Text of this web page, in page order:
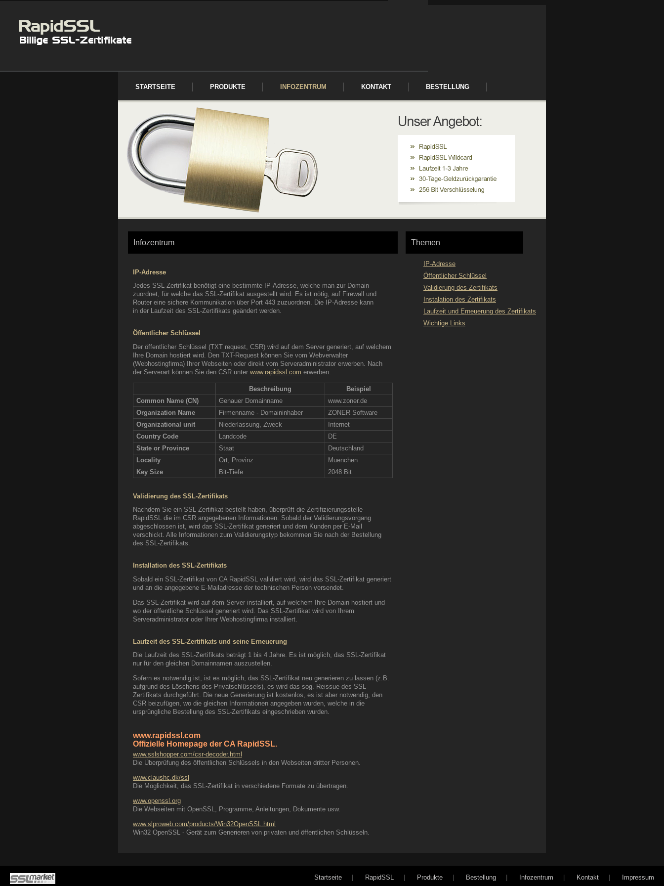
STARTSEITE PRODUKTE INFOZENTRUM KONTAKT BESTELLUNG
Infozentrum
IP-Adresse
Jedes SSL-Zertifikat benötigt eine bestimmte IP-Adresse, welche man zur Domain
zuordnet, für welche das SSL-Zertifikat ausgestellt wird. Es ist nötig, auf Firewall und
Router eine sichere Kommunikation über Port 443 zuzuordnen. Die IP-Adresse kann
in der Laufzeit des SSL-Zertifikats geändert werden.
Öffentlicher Schlüssel
Der öffentlicher Schlüssel (TXT request, CSR) wird auf dem Server generiert, auf welchem
Ihre Domain hostiert wird. Den TXT-Request können Sie vom Webverwalter
(Webhostingfirma) Ihrer Webseiten oder direkt vom Serveradministrator erwerben. Nach
der Serverart können Sie den CSR unter www.rapidssl.com erwerben.
Beschreibung
Beispiel
Common Name (CN)
Genauer Domainname
www.zoner.de
Organization Name
Firmenname - Domaininhaber
ZONER Software
Organizational unit
Niederlassung, Zweck
Internet
Country Code
Landcode
DE
State or Province
Staat
Deutschland
Locality
Ort, Provinz
Muenchen
Key Size
Bit-Tiefe 2048 Bit
Validierung des SSL-Zertifikats
Nachdem Sie ein SSL-Zertifikat bestellt haben, überprüft die Zertifizierungsstelle
RapidSSL die im CSR angegebenen Informationen. Sobald der Validierungsvorgang
abgeschlossen ist, wird das SSL-Zertifikat generiert und dem Kunden per E-Mail
verschickt. Alle Informationen zum Validierungstyp bekommen Sie nach der Bestellung
des SSL-Zertifikats.
Installation des SSL-Zertifikats
Sobald ein SSL-Zertifikat von CA RapidSSL validiert wird, wird das SSL-Zertifikat generiert
und an die angegebene E-Mailadresse der technischen Person versendet.
Das SSL-Zertifikat wird auf dem Server installiert, auf welchem Ihre Domain hostiert und
wo der öffentliche Schlüssel generiert wird. Das SSL-Zertifikat wird von Ihrem
Serveradministrator oder Ihrer Webhostingfirma installiert.
Laufzeit des SSL-Zertifikats und seine Erneuerung
Die Laufzeit des SSL-Zertifikats beträgt 1 bis 4 Jahre. Es ist möglich, das SSL-Zertifikat
nur für den gleichen Domainnamen auszustellen.
Sofern es notwendig ist, ist es möglich, das SSL-Zertifikat neu generieren zu lassen (z.B.
aufgrund des Löschens des Privatschlüssels), es wird das sog. Reissue des SSL-
Zertifikats durchgeführt. Die neue Generierung ist kostenlos, es ist aber notwendig, den
CSR beizufügen, wo die gleichen Informationen angegeben wurden, welche in die
ursprüngliche Bestellung des SSL-Zertifikats eingeschrieben wurden.
www.rapidssl.com
Offizielle Homepage der CA RapidSSL.
www.sslshopper.com/csr-decoder.html
Die Überprüfung des öffentlichen Schlüssels in den Webseiten dritter Personen.
www.claushc.dk/ssl
Die Möglichkeit, das SSL-Zertifikat in verschiedene Formate zu übertragen.
www.openssl.org
Die Webseiten mit OpenSSL, Programme, Anleitungen, Dokumente usw.
www.slproweb.com/products/Win32OpenSSL.html
Win32 OpenSSL - Gerät zum Generieren von privaten und öffentlichen Schlüsseln.
Themen
IP-Adresse
Öffentlicher Schlüssel
Validierung des Zertifikats
Instalation des Zertifikats
Laufzeit und Erneuerung des Zertifikats
Wichtige Links
Startseite RapidSSL Produkte Bestellung Infozentrum Kontakt Impressum